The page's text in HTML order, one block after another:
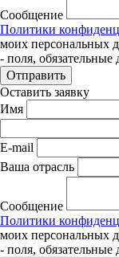
Сообщение
Политики
моих персональных
- поля, обязательные
Отправить
Оставить заявку
Имя
E-mail
Ваша отрасль
Сообщение
Политики
моих персональных
- поля, обязательные